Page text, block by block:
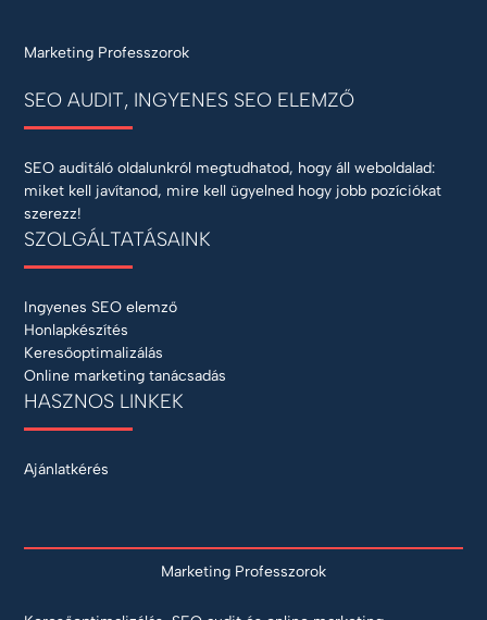
Marketing Professzorok
SEO AUDIT, INGYENES SEO ELEMZŐ
SEO auditáló oldalunkról megtudhatod, hogy áll weboldalad:
miket kell javítanod, mire kell ügyelned hogy jobb pozíciókat
szerezz!
SZOLGÁLTATÁSAINK
Ingyenes SEO elemző
Honlapkészítés
Keresőoptimalizálás
Online marketing tanácsadás
HASZNOS LINKEK
Ajánlatkérés
Marketing Professzorok